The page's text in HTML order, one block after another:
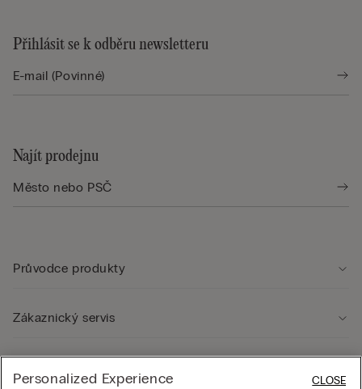
Přihlásit se k odběru newsletteru
Najít prodejnu
Průvodce produkty
Zákaznický servis
Personalized Experience CLOSE